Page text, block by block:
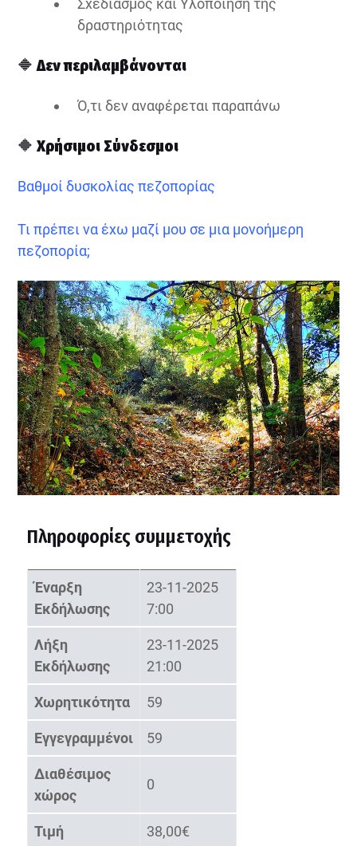
δραστηριότητας
🔶 Δεν περιλαμβάνονται
Ό,τι δεν αναφέρεται παραπάνω
🔶 Χρήσιμοι Σύνδεσμοι
Βαθμοί δυσκολίας πεζοπορίας
Τι πρέπει να έχω μαζί μου σε μια μονοήμερη
πεζοπορία;
Πληροφορίες συμμετοχής
Έναρξη
Εκδήλωσης
23-11-2025
7:00
Λήξη
Εκδήλωσης
23-11-2025
21:00
Χωρητικότητα 59
Εγγεγραμμένοι 59
Διαθέσιμος
χώρος
0
Τιμή 38,00€